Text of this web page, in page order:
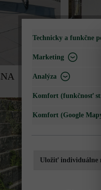
Technicky a funkčne
Marketing
Analýza
Komfort (funkčnosť
Komfort (Google
Uložiť individuálne